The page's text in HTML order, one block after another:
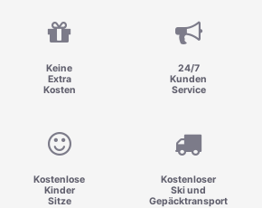
Keine
Extra
Kosten
24/7
Kunden
Service
Kostenlose
Kinder
Sitze
Kostenloser
Ski und
Gepäcktransport